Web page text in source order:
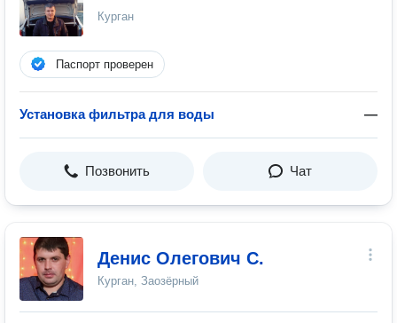
Курган
Паспорт проверен
Установка фильтра для воды —
Позвонить Чат
Денис Олегович С.
Курган, Заозёрный